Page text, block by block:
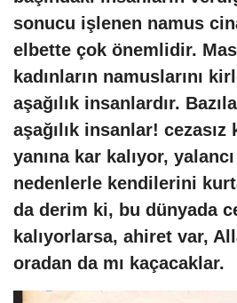
sonucu işlenen namus
elbette çok önemlidir.
kadınların namuslarını
aşağılık insanlardır.
aşağılık insanlar! cezasız
yanına kar kalıyor,
nedenlerle kendilerini
da derim ki, bu dünyada
kalıyorlarsa, ahiret var,
oradan da mı kaçacaklar.